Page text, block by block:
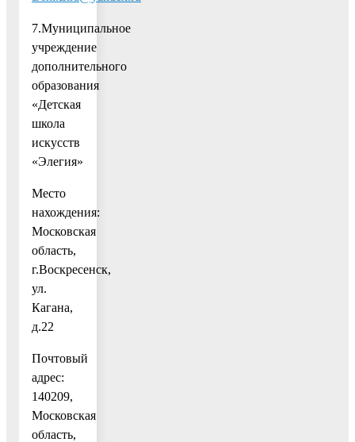
7.Муниципальное
учреждение
дополнительного
образования
«Детская
школа
искусств
«Элегия»
Место
нахождения:
Московская
область,
г.Воскресенск,
ул.
Кагана,
д.22
Почтовый
адрес:
140209,
Московская
область,